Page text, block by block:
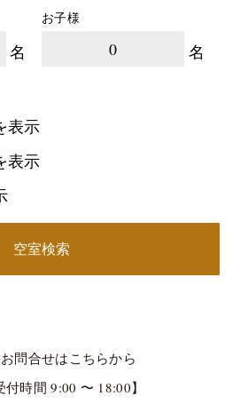
名
お子様
0 名
表示
表示
空室検索
問合せはこちらから
付時間 9:00 〜 18:00】